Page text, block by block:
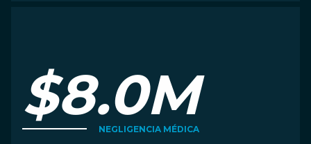
$8.0M
NEGLIGENCIA MÉDICA